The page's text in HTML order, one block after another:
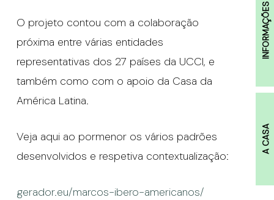
INFORMAÇÕES
A CASA
O projeto contou com a colaboração
próxima entre várias entidades
representativas dos 27 países da UCCI, e
também como com o apoio da Casa da
América Latina.
Veja aqui ao pormenor os vários padrões
desenvolvidos e respetiva contextualização:
gerador.eu/marcos-ibero-americanos/